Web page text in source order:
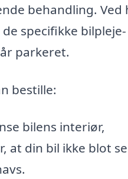
behandling.
specifikke bilpleje-
parkeret.
bestille:
bilens interiør,
at din bil ikke blot